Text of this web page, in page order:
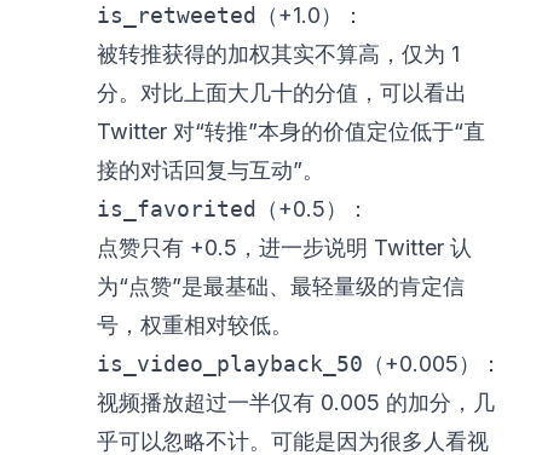
is_retweeted （+1.0）：
被转推获得的加权其实不算高，仅为 1
分。对比上面大几十的分值，可以看出
Twitter 对“转推”本身的价值定位低于“直
接的对话回复与互动”。
is_favorited （+0.5）：
点赞只有 +0.5，进一步说明 Twitter 认
为“点赞”是最基础、最轻量级的肯定信
号，权重相对较低。
is_video_playback_50 （+0.005）：
视频播放超过一半仅有 0.005 的加分，几
乎可以忽略不计。可能是因为很多人看视